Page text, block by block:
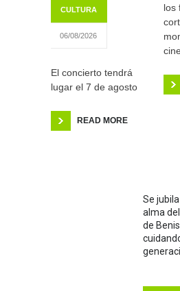
CULTURA
06/08/2026
El concierto tendrá
lugar el 7 de agosto
READ MORE
los
Se
alma
de